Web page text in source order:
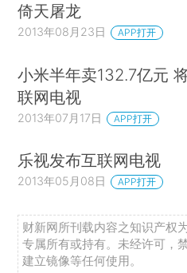
倚天屠龙
2013年08月23日 APP打开
小米半年卖132.7亿元
联网电视
2013年07月17日 APP打开
乐视发布互联网电视
2013年05月08日 APP打开
财新网所刊载内容之知识产权
专属所有或持有。未经许可，
建立镜像等任何使用。